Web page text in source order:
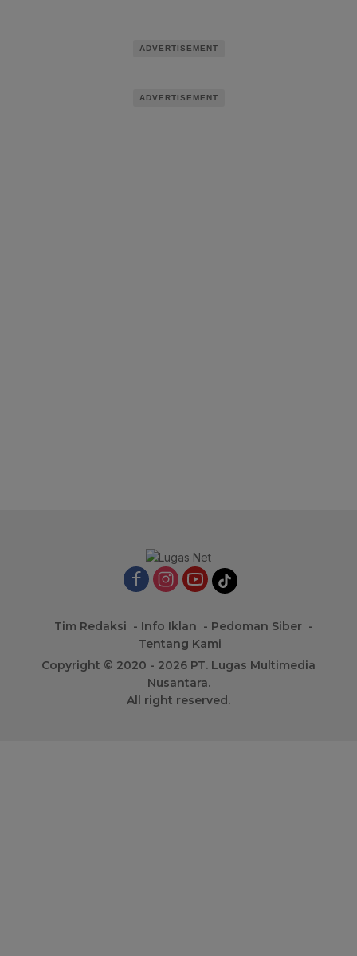
ADVERTISEMENT
ADVERTISEMENT
Tim Redaksi Info Iklan
Pedoman Siber
Tentang Kami
Copyright © 2020 - 2026 PT. Lugas Multimedia
Nusantara.
All right reserved.